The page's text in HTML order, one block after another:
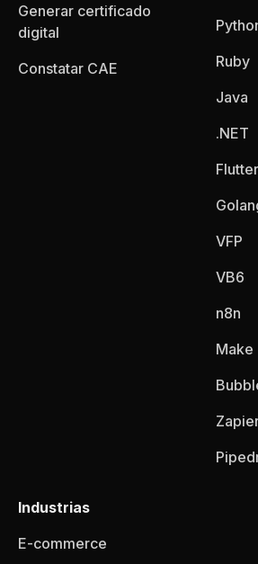
Generar certificado
digital
Constatar CAE
Ruby
Java
.NET
Flutter
VFP
VB6
n8n
Make
Industrias
E-commerce